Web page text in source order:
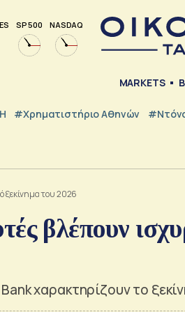
SP 500 NASDAQ
MARKETS
#Χρηματιστήριο Αθηνών
ξεκίνημα του 2026
βλέπουν
χαρακτηρίζουν το